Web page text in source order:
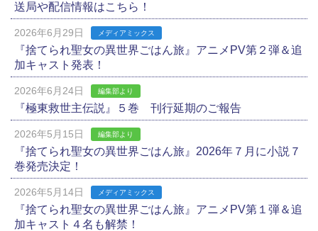
送局や配信情報はこちら！
2026年6月29日 メディアミックス
『捨てられ聖女の異世界ごはん旅』アニメPV第２弾＆追
加キャスト発表！
2026年6月24日 編集部より
『極東救世主伝説』５巻 刊行延期のご報告
2026年5月15日 編集部より
『捨てられ聖女の異世界ごはん旅』2026年７月に小説７
巻発売決定！
2026年5月14日 メディアミックス
『捨てられ聖女の異世界ごはん旅』アニメPV第１弾＆追
加キャスト４名も解禁！